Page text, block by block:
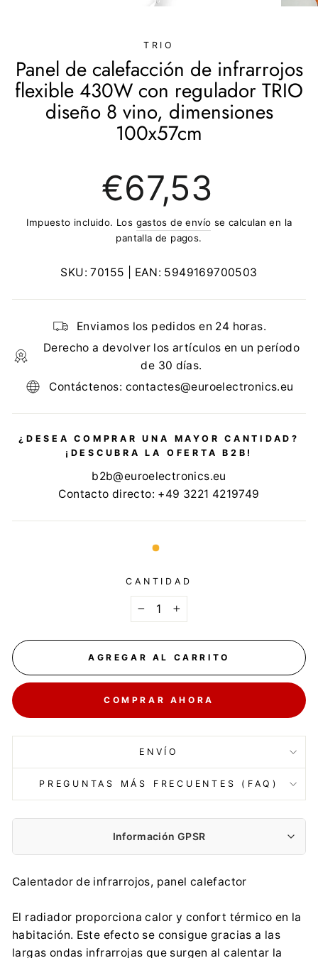
(ESC)
TRIO
Panel de calefacción de infrarrojos
flexible 430W con regulador TRIO
diseño 8 vino, dimensiones
100x57cm
regular
€67,53
Impuesto incluido. Los gastos de envío se calculan en la
pantalla de pagos.
SKU:70155 | EAN: 5949169700503
Enviamos los pedidos en 24 horas.
Derecho a devolver los artículos en un período
de 30 días.
Contáctenos: contactes@euroelectronics.eu
¿DESEA COMPRAR UNA MAYOR CANTIDAD?
¡DESCUBRA LA OFERTA B2B!
b2b@euroelectronics.eu
Contacto directo: +49 3221 4219749
CANTIDAD
+
AGREGAR AL CARRITO
COMPRAR AHORA
ENVÍO
PREGUNTAS MÁS FRECUENTES (FAQ)
Información GPSR
Fabricante:
LumenProf Maciej Liwski
trioinpol@gmail.com
0048 575412731
Calentador de infrarrojos, panel calefactor
El radiador proporciona calor y confort térmico en la
habitación. Este efecto se consigue gracias a las
largas ondas infrarrojas que surgen al calentar la